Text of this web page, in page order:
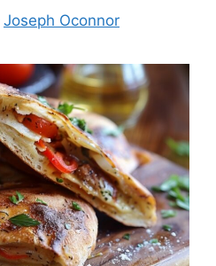
Joseph Oconnor